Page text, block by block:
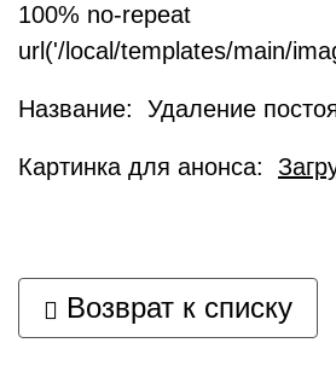
100% no-repeat
url('/local/templates/main/
Название: Удаление
Картинка для анонса:
Возврат к списку